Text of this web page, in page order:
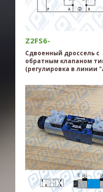
Z2FS6-
Сдвоенный дроссель с
обратным клапаном
(регулировка в линии